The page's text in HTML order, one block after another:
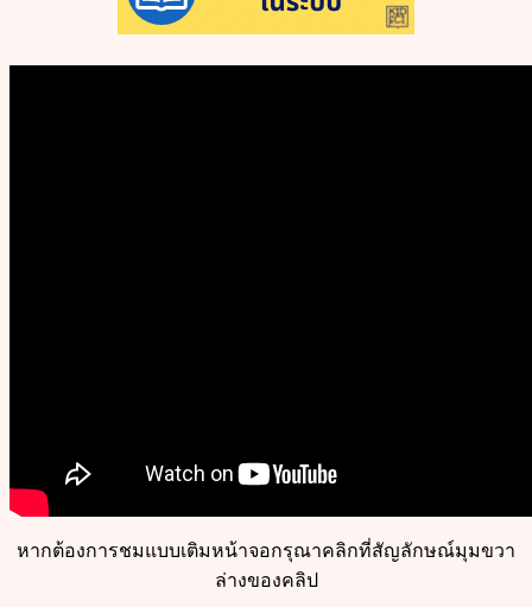
หากต้องการชมแบบเติมหน้าจอกรุณาคลิกที่สัญลักษณ์มุมขวา
ล่างของคลิป